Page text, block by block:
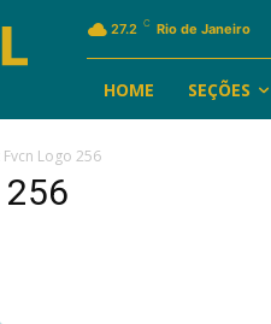
27.2 C Rio de Janeiro
HOME SEÇÕES
Logo 256